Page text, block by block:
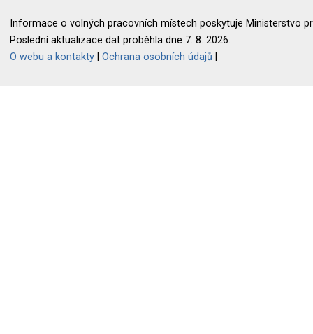
Informace o volných pracovních místech poskytuje Ministerstvo
Poslední aktualizace dat proběhla dne 7. 8. 2026.
O webu a kontakty |Ochrana osobních údajů